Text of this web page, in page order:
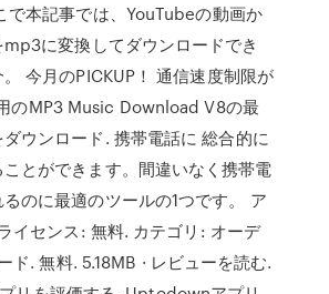
で本記事では、YouTubeの動画か
に変換してダウンロードでき
今月のPICKUP！ 通信速度制限が
のMP3 Music Download V8の最
ウンロード. 携帯電話に 総合的に
とができます。間違いなく携帯電
のに最適のツールの1つです。 ア
イセンス: 無料. カテゴリ: オーデ
ド. 無料. 5.18MB · レビューを読む.